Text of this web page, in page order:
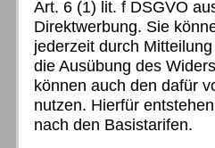
Art. 6 (1) lit. f DSGVO
Direktwerbung. Sie
jederzeit durch
die Ausübung des
können auch den dafür
nutzen. Hierfür
nach den Basistarifen.